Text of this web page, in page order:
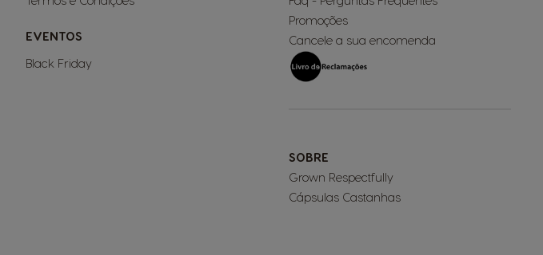
EVENTOS
Black Friday
Promoções
Cancele a sua encomenda
SOBRE
Grown Respectfully
Cápsulas Castanhas